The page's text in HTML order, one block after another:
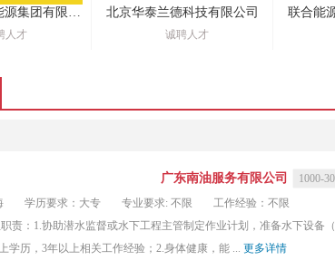
润庆翔(陕西)能源集团有限公司
人才
北京华泰兰德科技有限公司
诚聘人才
联合能
广东南油服务有限公司
1000-
学历要求：大专 专业要求: 不限
工作经验：不限
责：1.协助潜水监督或水下工程主管制定作业计划，准备水下设
学历，3年以上相关工作经验；2.身体健康，能 ... 更多详情